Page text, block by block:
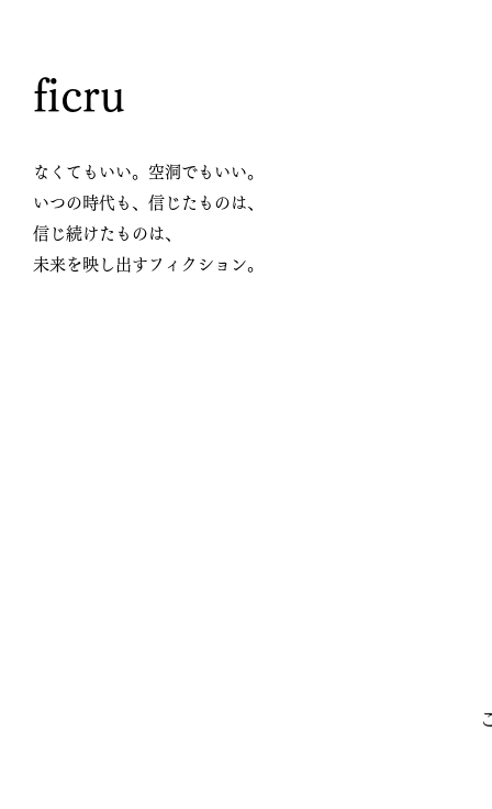
ficru
なくてもいい。空洞でもいい。
いつの時代も、信じたものは、
信じ続けたものは、
未来を映し出すフィクション。